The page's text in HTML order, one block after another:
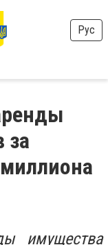
Рус
за
имущества